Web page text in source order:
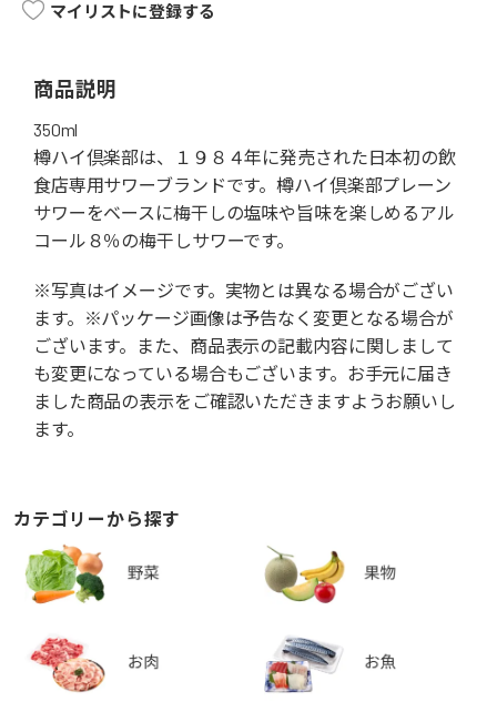
マイリストに登録する
商品説明
350ml
樽ハイ倶楽部は、１９８４年に発売された日本初の飲
食店専用サワーブランドです。樽ハイ倶楽部プレーン
サワーをベースに梅干しの塩味や旨味を楽しめるアル
コール８％の梅干しサワーです。
※写真はイメージです。実物とは異なる場合がござい
ます。※パッケージ画像は予告なく変更となる場合が
ございます。また、商品表示の記載内容に関しまして
も変更になっている場合もございます。お手元に届き
ました商品の表示をご確認いただきますようお願いし
ます。
カテゴリーから探す